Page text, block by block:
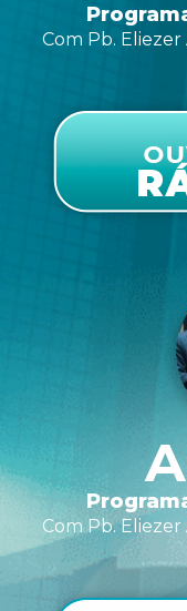
Com Pb. Eliezer
Com Pb.